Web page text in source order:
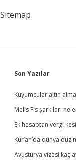
Sitemap
Sidebar
Son Yazılar
Kuyumcular altın
Melis Fis şarkıları
Ek hesaptan vergi
Kur’an’da dünya düz
Avusturya vizesi kaç